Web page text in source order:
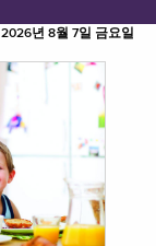
2026년 8월 7일 금요일